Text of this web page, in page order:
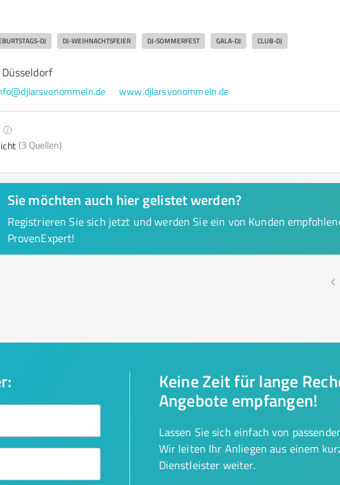
DJ DJ-WEIHNACHTSFEIER DJ-SOMMERFEST GALA-DJ CLUB-DJ
www.djlarsvonommeln.de
(3 Quellen)
Sie möchten auch hier gelistet werden?
Registrieren Sie sich jetzt und werden Sie ein von Kunden
ProvenExpert!
Keine Zeit für lange
Angebote empfangen!
Lassen Sie sich einfach von
Wir leiten Ihr Anliegen aus einem
Dienstleister weiter.